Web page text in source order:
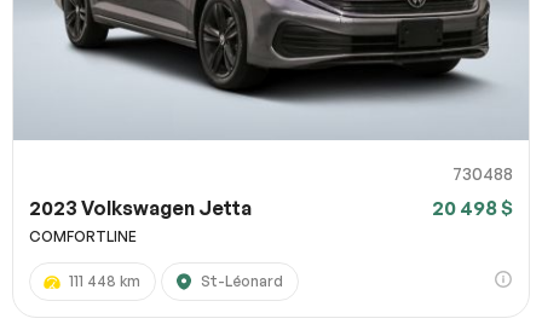
730488
2023 Volkswagen Jetta 20 498 $
COMFORTLINE
111 448 km St-Léonard